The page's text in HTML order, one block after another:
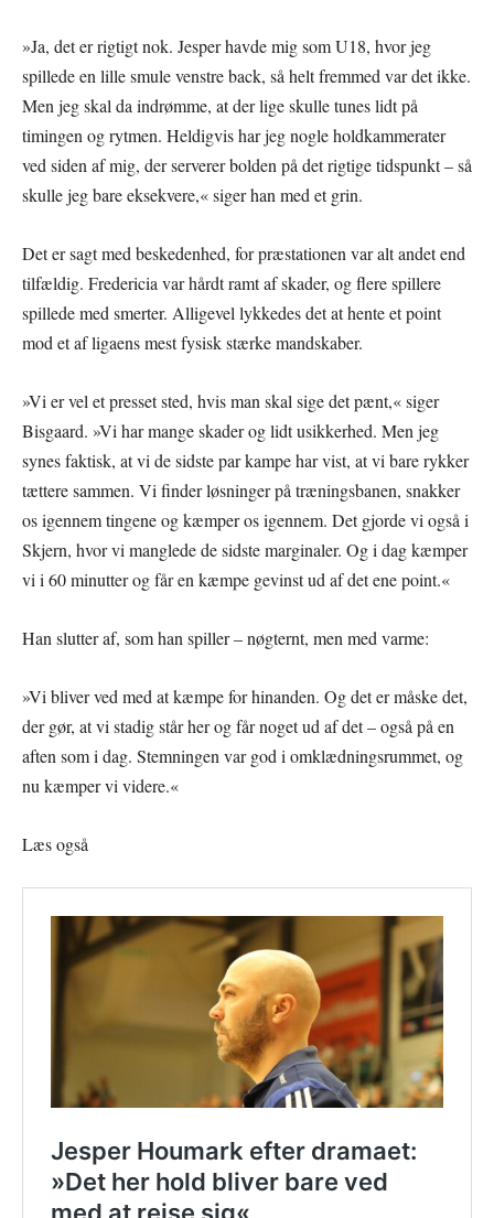
»Ja, det er rigtigt nok. Jesper havde mig som U18, hvor jeg
spillede en lille smule venstre back, så helt fremmed var det ikke.
Men jeg skal da indrømme, at der lige skulle tunes lidt på
timingen og rytmen. Heldigvis har jeg nogle holdkammerater
ved siden af mig, der serverer bolden på det rigtige tidspunkt – så
skulle jeg bare eksekvere,« siger han med et grin.
Det er sagt med beskedenhed, for præstationen var alt andet end
tilfældig. Fredericia var hårdt ramt af skader, og flere spillere
spillede med smerter. Alligevel lykkedes det at hente et point
mod et af ligaens mest fysisk stærke mandskaber.
»Vi er vel et presset sted, hvis man skal sige det pænt,« siger
Bisgaard. »Vi har mange skader og lidt usikkerhed. Men jeg
synes faktisk, at vi de sidste par kampe har vist, at vi bare rykker
tættere sammen. Vi finder løsninger på træningsbanen, snakker
os igennem tingene og kæmper os igennem. Det gjorde vi også i
Skjern, hvor vi manglede de sidste marginaler. Og i dag kæmper
vi i 60 minutter og får en kæmpe gevinst ud af det ene point.«
Han slutter af, som han spiller – nøgternt, men med varme:
»Vi bliver ved med at kæmpe for hinanden. Og det er måske det,
der gør, at vi stadig står her og får noget ud af det – også på en
aften som i dag. Stemningen var god i omklædningsrummet, og
nu kæmper vi videre.«
Læs også